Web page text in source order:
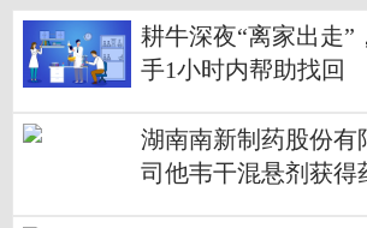
耕牛深夜“离家出走”
手1小时内帮助找回
湖南南新制药股份有
司他韦干混悬剂获得